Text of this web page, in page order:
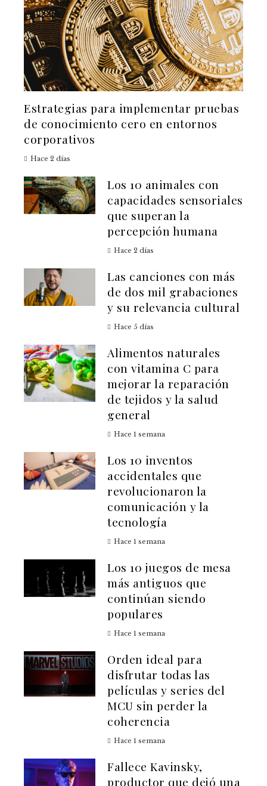
Estrategias para implementar pruebas
de conocimiento cero en entornos
corporativos
Hace 2 días
Los 10 animales con
capacidades sensoriales
que superan la
percepción humana
Hace 2 días
Las canciones con más
de dos mil grabaciones
y su relevancia cultural
Hace 5 días
Alimentos naturales
con vitamina C para
mejorar la reparación
de tejidos y la salud
general
Hace 1 semana
Los 10 inventos
accidentales que
revolucionaron la
comunicación y la
tecnología
Hace 1 semana
Los 10 juegos de mesa
más antiguos que
continúan siendo
populares
Hace 1 semana
Orden ideal para
disfrutar todas las
películas y series del
MCU sin perder la
coherencia
Hace 1 semana
Fallece Kavinsky,
productor que dejó una